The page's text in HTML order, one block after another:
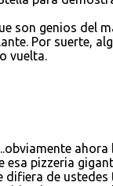
son genios del
Por suerte,
vuelta.
esa pizzeria
de